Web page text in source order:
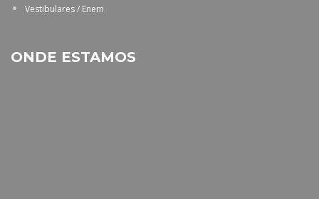
Vestibulares / Enem
ONDE ESTAMOS